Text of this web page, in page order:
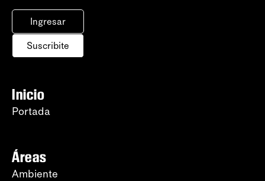
Ingresar
Suscribite
Inicio
Portada
Áreas
Ambiente